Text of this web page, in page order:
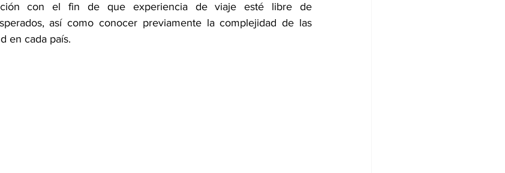
con el fin de que experiencia de viaje esté libre de
así como conocer previamente la complejidad de las
en cada país.